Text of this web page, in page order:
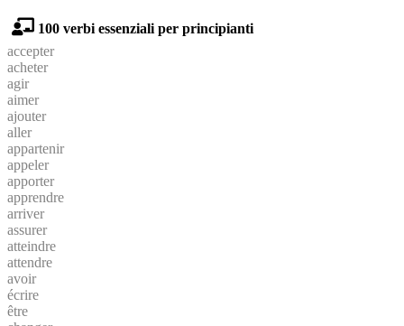
100 verbi essenziali per principianti
accepter
acheter
agir
aimer
ajouter
aller
appartenir
appeler
apporter
apprendre
arriver
assurer
atteindre
attendre
avoir
écrire
être